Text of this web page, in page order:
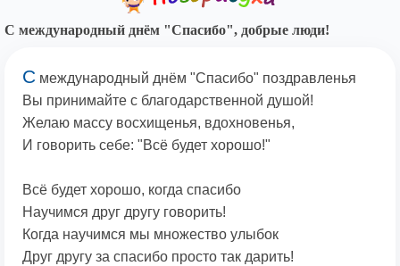
С международный днём "Спасибо", добрые люди!
С международный днём "Спасибо" поздравленья
Вы принимайте с благодарственной душой!
Желаю массу восхищенья, вдохновенья,
И говорить себе: "Всё будет хорошо!"
Всё будет хорошо, когда спасибо
Научимся друг другу говорить!
Когда научимся мы множество улыбок
Друг другу за спасибо просто так дарить!